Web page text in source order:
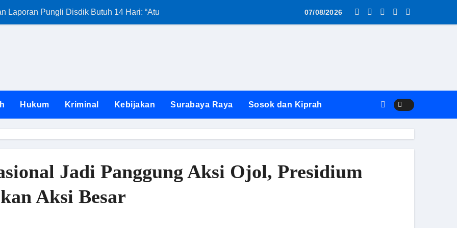
Laporan Pungli Disdik Butuh 14 Hari: “Aturan dari Mana?”Kunjungan Satgas MBG AWS ke SPPG Surabaya Diwarnai Penolakan dan
07/08/2026
Hukum Kriminal Kebijakan Surabaya Raya Sosok dan Kiprah
Jadi Panggung Aksi Ojol, Presidium
Aksi Besar